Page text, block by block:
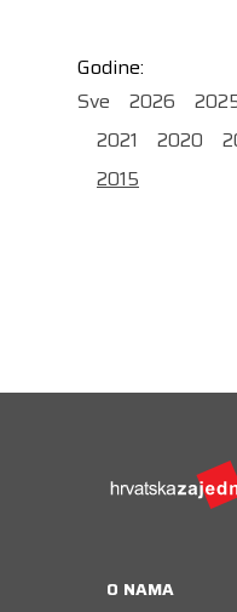
Godine:
Sve
2026
2021
2020
2015
O NAMA